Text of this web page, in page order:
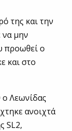
της και την
μην
προωθεί ο
και στο
ο Λεωνίδας
ανοιχτά
SL2,